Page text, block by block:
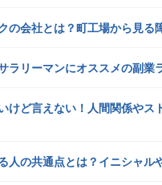
の会社とは？町工場から見る
ラリーマンにオススメの副業
けど言えない！人間関係やス
人の共通点とは？イニシャル